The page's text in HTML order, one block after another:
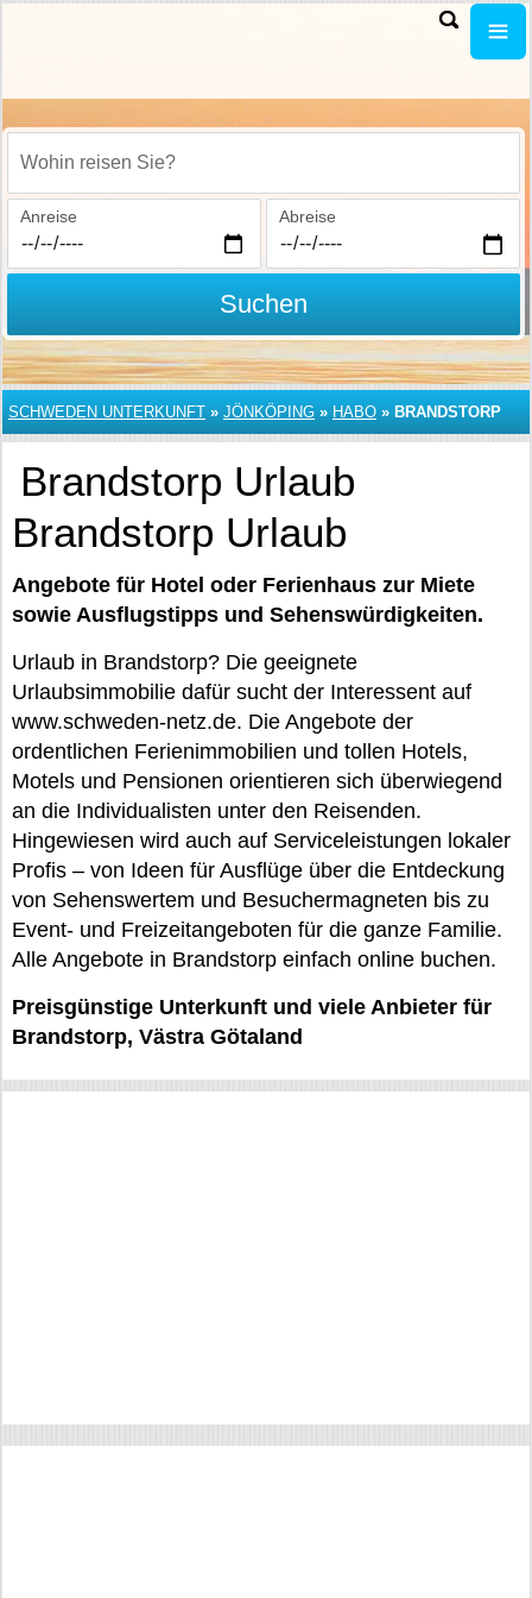
Wohin reisen Sie?
Anreise Abreise
Suchen
SCHWEDEN UNTERKUNFT » JÖNKÖPING » HABO » BRANDSTORP
Brandstorp Urlaub
Brandstorp Urlaub
Angebote für Hotel oder Ferienhaus zur Miete
sowie Ausflugstipps und Sehenswürdigkeiten.
Urlaub in Brandstorp? Die geeignete
Urlaubsimmobilie dafür sucht der Interessent auf
www.schweden-netz.de. Die Angebote der
ordentlichen Ferienimmobilien und tollen Hotels,
Motels und Pensionen orientieren sich überwiegend
an die Individualisten unter den Reisenden.
Hingewiesen wird auch auf Serviceleistungen lokaler
Profis – von Ideen für Ausflüge über die Entdeckung
von Sehenswertem und Besuchermagneten bis zu
Event- und Freizeitangeboten für die ganze Familie.
Alle Angebote in Brandstorp einfach online buchen.
Preisgünstige Unterkunft und viele Anbieter für
Brandstorp, Västra Götaland